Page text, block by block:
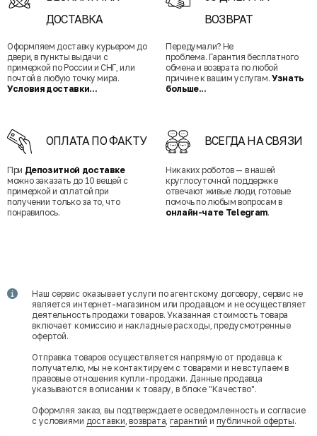
ДОСТАВКА
Оформляем доставку курьером до
двери, в пункты выдачи с
примеркой по России и СНГ, или
почтой в любую точку мира.
Условия доставки...
ВОЗВРАТ
Передумали? Не
проблема. Гарантия бесплатного
обмена и возврата по любой
причине к вашим услугам. Узнать
больше...
ОПЛАТА ПО ФАКТУ
При Депозитной доставке
можно заказать до 10 вещей с
примеркой и оплатой при
получении только за то, что
понравилось.
ВСЕГДА НА СВЯЗИ
Никаких роботов — в нашей
круглосуточной поддержке
отвечают живые люди, готовые
помочь по любым вопросам в
онлайн-чате Telegram.
Наш сервис оказывает услуги по агентскому договору, сервис не
является интернет-магазином или продавцом и не осуществляет
деятельность продажи товаров. Указанная стоимость товара
включает комиссию и накладные расходы, предусмотренные
офертой.
Отправка товаров осуществляется напрямую от продавца к
получателю, мы не контактируем с товарами и не вступаем в
правовые отношения купли-продажи. Данные продавца
указываются в описании к товару, в блоке "Качество".
Оформляя заказ, вы подтверждаете осведомленность и согласие
с условиями доставки,возврата,гарантий и публичной оферты.